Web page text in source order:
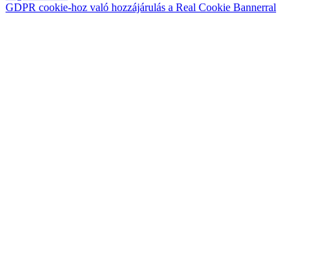
GDPR cookie-hoz való hozzájárulás a Real Cookie Bannerral